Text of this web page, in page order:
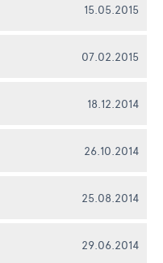
15.05.2015
07.02.2015
18.12.2014
26.10.2014
25.08.2014
29.06.2014